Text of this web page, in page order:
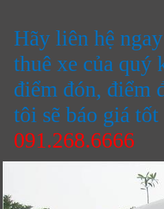
Hãy liên hệ
thuê xe của quý
điểm đón, điểm
tôi sẽ báo giá
091.268.6666